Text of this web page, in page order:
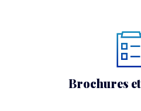
Brochures